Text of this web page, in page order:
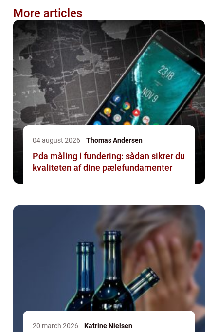
More articles
04 august 2026 Thomas Andersen
Pda måling i fundering: sådan sikrer du
kvaliteten af dine pælefundamenter
20 march 2026 Katrine Nielsen